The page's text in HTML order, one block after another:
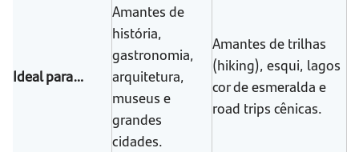
Ideal para…
Amantes de
história,
gastronomia,
arquitetura,
museus e
grandes
cidades.
Amantes de trilhas
(hiking), esqui, lagos
cor de esmeralda e
road trips cênicas.